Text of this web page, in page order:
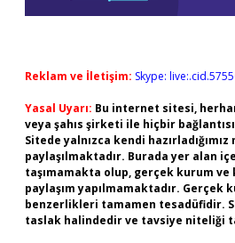
Reklam ve İletişim: Skype:
Yasal Uyarı: Bu internet sitesi,
veya şahıs şirketi ile hiçbir
Sitede yalnızca kendi
paylaşılmaktadır. Burada yer alan
taşımamakta olup, gerçek kurum ve
paylaşım yapılmamaktadır. Gerçek
benzerlikleri tamamen tesadüfidir.
taslak halindedir ve tavsiye niteliği